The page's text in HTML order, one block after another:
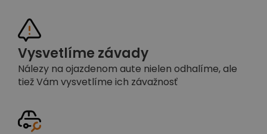
Vysvetlíme závady
Nálezy na ojazdenom aute nielen odhalíme, ale
tiež Vám vysvetlíme ich závažnosť